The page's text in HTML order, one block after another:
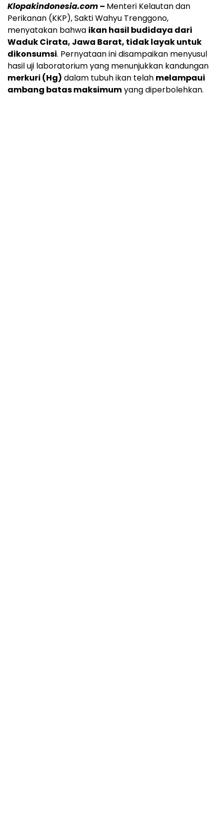
Klopakindonesia.com– Menteri Kelautan dan
Perikanan (KKP), Sakti Wahyu Trenggono,
menyatakan bahwa ikan hasil budidaya dari
Waduk Cirata, Jawa Barat, tidak layak untuk
dikonsumsi. Pernyataan ini disampaikan menyusul
hasil uji laboratorium yang menunjukkan kandungan
merkuri (Hg) dalam tubuh ikan telah melampaui
ambang batas maksimumyang diperbolehkan.